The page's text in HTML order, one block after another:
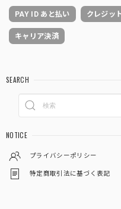
PAY ID あと払い クレジッ
キャリア決済
SEARCH
NOTICE
プライバシーポリシー
特定商取引法に基づく表記